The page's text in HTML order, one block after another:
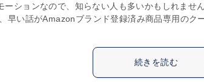
ーションなので、知らない人も多いかもしれません
早い話がAmazonブランド登録済み商品専用のク
続きを読む